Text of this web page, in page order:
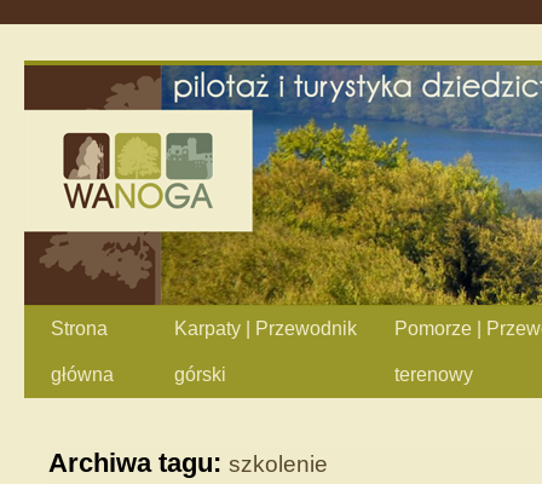
Strona
główna
Karpaty | Przewodnik
górski
Pomorze |
terenowy
Archiwa tagu: szkolenie